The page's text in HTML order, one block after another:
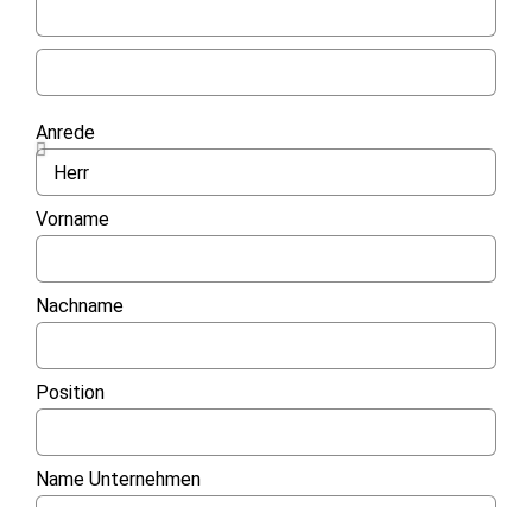
Anrede
Vorname
Nachname
Position
Name Unternehmen